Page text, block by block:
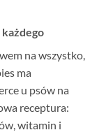
na wszystko,
ma
u psów na
receptura:
witamin i